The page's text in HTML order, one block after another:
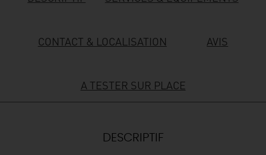
CONTACT & LOCALISATION AVIS
A TESTER SUR PLACE
DESCRIPTIF